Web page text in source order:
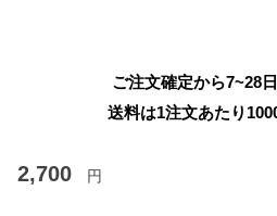
ご注文確定から7~28
送料は1注文あたり
2,700 円